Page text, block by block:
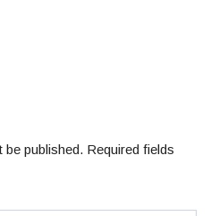
be published. Required fields